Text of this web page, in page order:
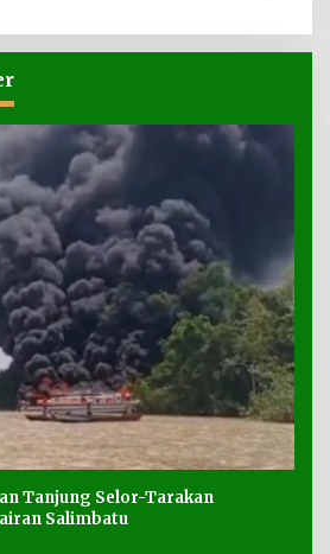
Tanjung Selor-Tarakan
Salimbatu